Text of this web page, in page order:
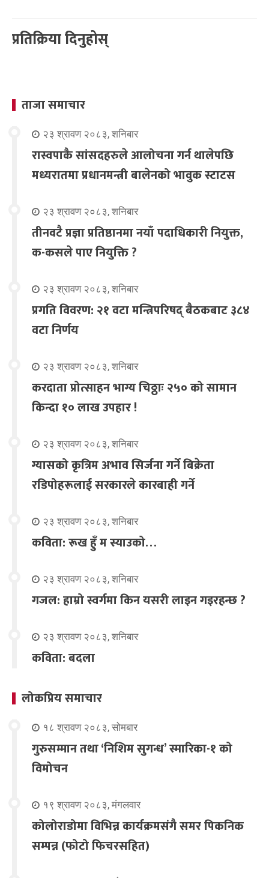
प्रतिक्रिया दिनुहोस्
ताजा समाचार
२३ श्रावण २०८३, शनिबार
रास्वपाकै सांसदहरुले आलोचना गर्न थालेपछि
मध्यरातमा प्रधानमन्त्री बालेनको भावुक स्टाटस
२३ श्रावण २०८३, शनिबार
तीनवटै प्रज्ञा प्रतिष्ठानमा नयाँ पदाधिकारी नियुक्त,
क-कसले पाए नियुक्ति ?
२३ श्रावण २०८३, शनिबार
प्रगति विवरण: २१ वटा मन्त्रिपरिषद् बैठकबाट ३८४
वटा निर्णय
२३ श्रावण २०८३, शनिबार
करदाता प्रोत्साहन भाग्य चिठ्ठाः २५० को सामान
किन्दा १० लाख उपहार !
२३ श्रावण २०८३, शनिबार
ग्यासको कृत्रिम अभाव सिर्जना गर्ने बिक्रेता
रडिपोहरूलाई सरकारले कारबाही गर्ने
२३ श्रावण २०८३, शनिबार
कविता: रूख हुँ म स्याउको…
२३ श्रावण २०८३, शनिबार
गजल: हाम्रो स्वर्गमा किन यसरी लाइन गइरहन्छ ?
२३ श्रावण २०८३, शनिबार
कविता: बदला
लोकप्रिय समाचार
१८ श्रावण २०८३, सोमबार
गुरुसम्मान तथा ‘निशिम सुगन्ध’ स्मारिका-१ को
विमोचन
१९ श्रावण २०८३, मंगलवार
कोलोराडोमा विभिन्न कार्यक्रमसंगै समर पिकनिक
सम्पन्न (फोटो फिचरसहित)